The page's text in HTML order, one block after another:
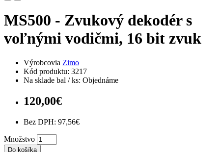
MS500 - Zvukový dekodér s
voľnými vodičmi, 16 bit zvuk
Výrobcovia Zimo
Kód produktu: 3217
Na sklade bal / ks: Objednáme
120,00€
Bez DPH: 97,56€
Množstvo
Do košíka